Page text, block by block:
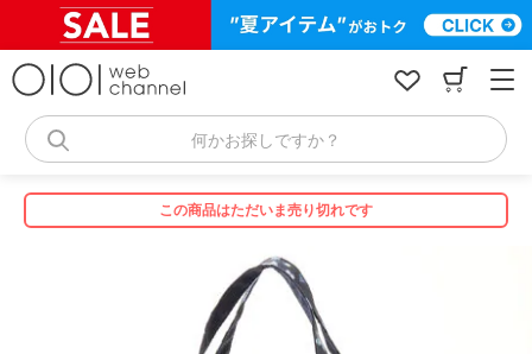
何かお探しですか？
この商品はただいま売り切れです